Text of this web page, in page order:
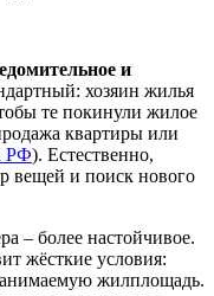
и
хозяин жилья
те покинули жилое
квартиры или
РФ). Естественно,
вещей и поиск нового
– более настойчивое.
жёсткие условия:
жилплощадь.